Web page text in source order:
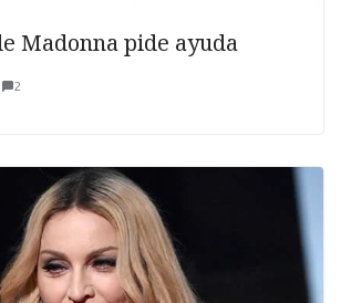
Madonna pide ayuda
2